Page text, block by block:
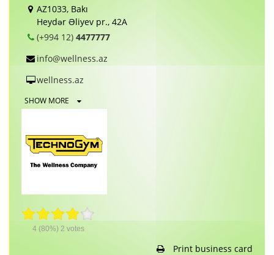
AZ1033, Bakı
Heydər Əliyev pr., 42A
(+994 12) 4477777
info@wellness.az
wellness.az
SHOW MORE
4 (80%) 2 votes
Print business card